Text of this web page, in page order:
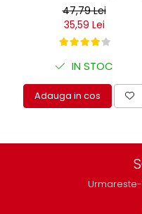
47,79 Lei
35,59 Lei
IN STOC
Adauga in cos